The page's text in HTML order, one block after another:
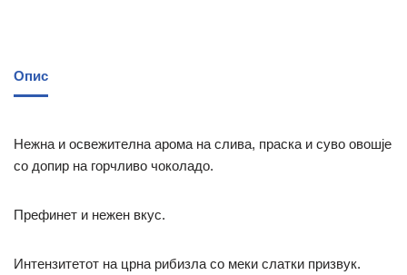
Опис
Нежна и освежителна арома на слива, праска и суво овошје
со допир на горчливо чоколадо.
Префинет и нежен вкус.
Интензитетот на црна рибизла со меки слатки призвук.